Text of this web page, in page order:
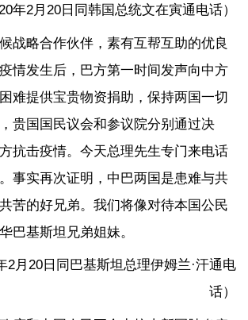
年2月20日同韩国总统文在寅通电话）
战略合作伙伴，素有互帮互助的优良
情发生后，巴方第一时间发声向中方
难提供宝贵物资捐助，保持两国一切
贵国国民议会和参议院分别通过决
抗击疫情。今天总理先生专门来电话
事实再次证明，中巴两国是患难与共
苦的好兄弟。我们将像对待本国公民
巴基斯坦兄弟姐妹。
2月20日同巴基斯坦总理伊姆兰·汗通电
话）